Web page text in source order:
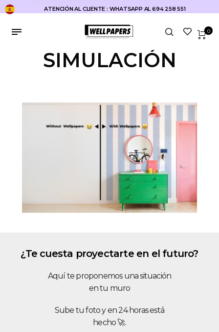
ATENCIÓN AL CLIENTE : WHATSAPP AL 694 258 551
0
SIMULACIÓN
¿Te cuesta proyectarte en el futuro?
Aquí te proponemos una situación
en tu muro
Sube tu foto y en 24 horas está
hecho 🚀.